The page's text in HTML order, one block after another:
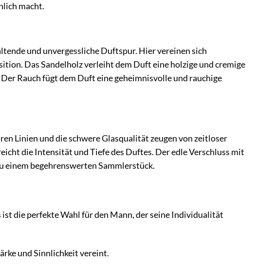
macht.
und unvergessliche Duftspur. Hier vereinen sich
Das Sandelholz verleiht dem Duft eine holzige und cremige
Rauch fügt dem Duft eine geheimnisvolle und rauchige
Linien und die schwere Glasqualität zeugen von zeitloser
die Intensität und Tiefe des Duftes. Der edle Verschluss mit
einem begehrenswerten Sammlerstück.
ist die perfekte Wahl für den Mann, der seine Individualität
und Sinnlichkeit vereint.